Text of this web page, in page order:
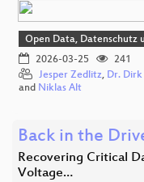
Open Data, Datenschutz
2026-03-25
241
Jesper Zedlitz, Dr.
and Niklas Alt
Back in the
Recovering Critical
Voltage…